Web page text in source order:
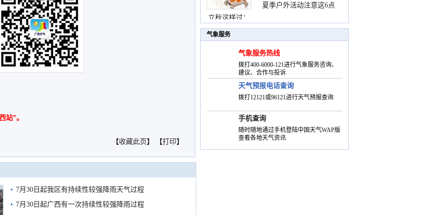
站”。
【收藏此页 】 【打印】
7月30日起我区有持续性较强降雨天气过程
7月30日起广西有一次持续性较强降雨过程
立秋这样过：
温小贴士
夏季户外活动注意这6点
气象服务
气象服务热线
拨打400-6000-121进行气象服务咨询、
建议、合作与投诉
天气预报电话查询
拨打12121或96121进行天气预报查询
手机查询
随时随地通过手机登陆中国天气WAP版
查看各地天气资讯